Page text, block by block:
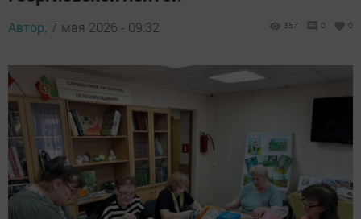
Автор, 7 мая 2026 - 09:32 357 0 0